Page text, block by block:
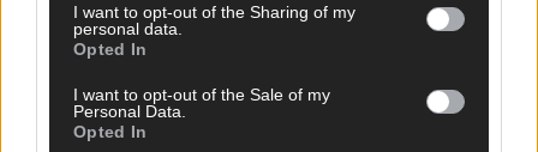
I want to opt-out of the Sharing of my
personal data.
Opted In
I want to opt-out of the Sale of my
Personal Data.
Opted In
SCHNELL ZUM RESSORT
Wirtschaft